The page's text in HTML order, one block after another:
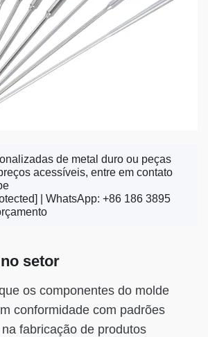
de metal duro ou peças
acessíveis, entre em contato
| WhatsApp: +86 186 3895
setor
os componentes do molde
conformidade com padrões
fabricação de produtos